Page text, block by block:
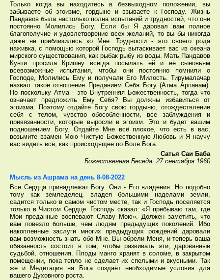
Только когда вы находитесь в безвыходном положении, вы
забываете об эгоизме, гордыне и взываете к Господу. Жизнь
Пандавов была настолько полна испытаний и трудностей, что они
постоянно Молились Богу. Если бы Я даровал вам полное
благополучие и удовлетворение всех желаний, то вы бы никогда
даже не приблизились ко Мне. Трудности - это своего рода
наживка, с помощью которой Господь вытаскивает вас из океана
мирского существования, как рыбак рыбу из воды. Мать Пандавов
Кунти просила Кришну всегда посылать ей и её сыновьям
всевозможные испытания, чтобы они постоянно помнили о
Господе, Молились Ему и получали Его Милость. Тирумалачар
назвал такое отношение Преданием Себя Богу (Атма Арпанам).
Но поскольку Атма - это Внутренняя Божественность, тогда что
означает предложить Ему Себя? Вы должны избавиться от
эгоизма. Поэтому отдайте Богу свою гордыню, отождествление
себя с телом, чувство обособленности, все заблуждения и
привязанности, которые выросли в эгоизм. Это и будет вашим
подношением Богу. Отдайте Мне всё плохое, что есть в вас,
возьмите взамен Мою Чистую Божественную Любовь и Я научу
вас видеть всё, как происходящее по Воле Бога.
Сатья Саи Баба
Божественная Беседа, 27 сентября 1960
Мысль из Ашрама на день 8-08-2022
Все Сердца принадлежат Богу. Они - Его владения. Но подобно
тому как земледелец, владея большими наделами земли,
садится только в самом чистом месте, так и Господь поселяется
только в Чистом Сердце. Господь сказал: «Я пребываю там, где
Мои преданные воспевают Славу Мою». Должен заметить, что
вам повезло больше, чем людям предыдущих поколений. Ибо
накопленные заслуги многих предыдущих рождений даровали
вам возможность знать обо Мне. Вы обрели Меня, и теперь ваша
обязанность состоит в том, чтобы развивать эти, дарованные
судьбой, отношения. Плоды манго хранят в соломе, в закрытом
помещении, пока тепло не сделает их спелыми и вкусными. Так
же и Медитация на Бога создаёт необходимые условия для
вашего Духовного роста.